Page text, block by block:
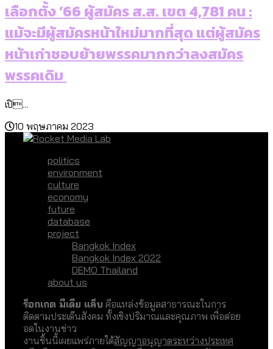
เลือกตั้ง ’66 ผู้สมัคร ส.ส. เขต 4,781 คน :
แม้จะมีผู้สมัครหน้าใหม่มากที่สุด แต่ผู้สมัคร
หน้าเก่าชอบย้ายพรรคมากกว่าลงสมัคร
พรรคเดิม
เปิ...
10 พฤษภาคม 2023
politics
environment
culture
economy
future
database
project
Bangkok Index
Bangkok Index 2022
DEMO Thailand
about us
ร็อกเกต มีเดีย แล็บ คือแหล่งข้อมูลสาธารณะในการ
ติดตามประเด็นสังคม ทั้งเชิงปริมาณและคุณภาพ เพื่อต่อย
อดในงานข่าว
งานชิ้นนี้เผยแพร่ภายใต้สัญญาอนุญาตระหว่างประเทศ